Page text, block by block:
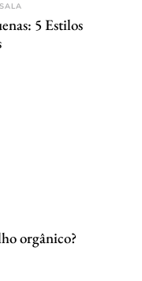
SALA
5 Estilos
orgânico?